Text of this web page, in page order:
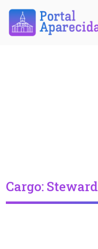
Cargo: Steward